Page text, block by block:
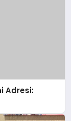
Adresi: